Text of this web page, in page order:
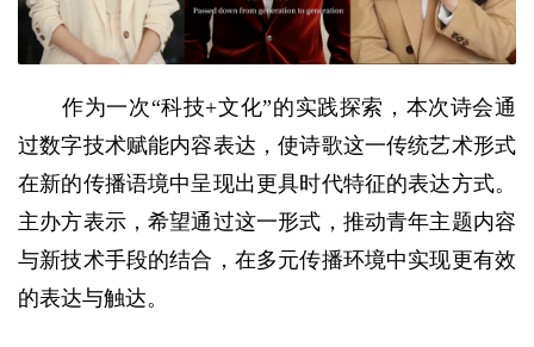
作为一次“科技+文化”的实践探索，本次诗会通
过数字技术赋能内容表达，使诗歌这一传统艺术形式
在新的传播语境中呈现出更具时代特征的表达方式。
主办方表示，希望通过这一形式，推动青年主题内容
与新技术手段的结合，在多元传播环境中实现更有效
的表达与触达。